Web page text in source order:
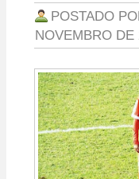
POSTADO
NOVEMBRO DE